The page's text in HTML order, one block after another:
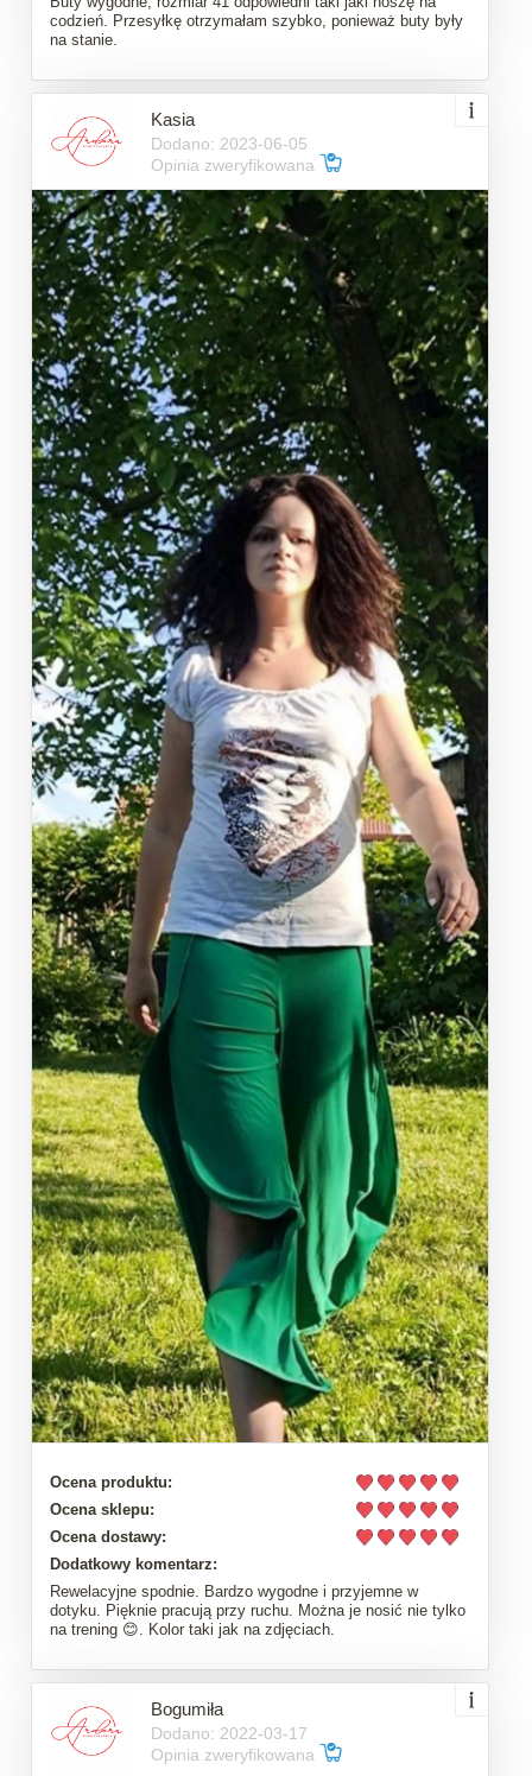
codzień. Przesyłkę otrzymałam szybko, ponieważ buty były
na stanie.
Kasia
Dodano: 2023-06-05
Opinia zweryfikowana
Ocena produktu:
Ocena sklepu:
Ocena dostawy:
Dodatkowy komentarz:
Rewelacyjne spodnie. Bardzo wygodne i przyjemne w
dotyku. Pięknie pracują przy ruchu. Można je nosić nie tylko
na trening 😊. Kolor taki jak na zdjęciach.
Bogumiła
Dodano: 2022-03-17
Opinia zweryfikowana